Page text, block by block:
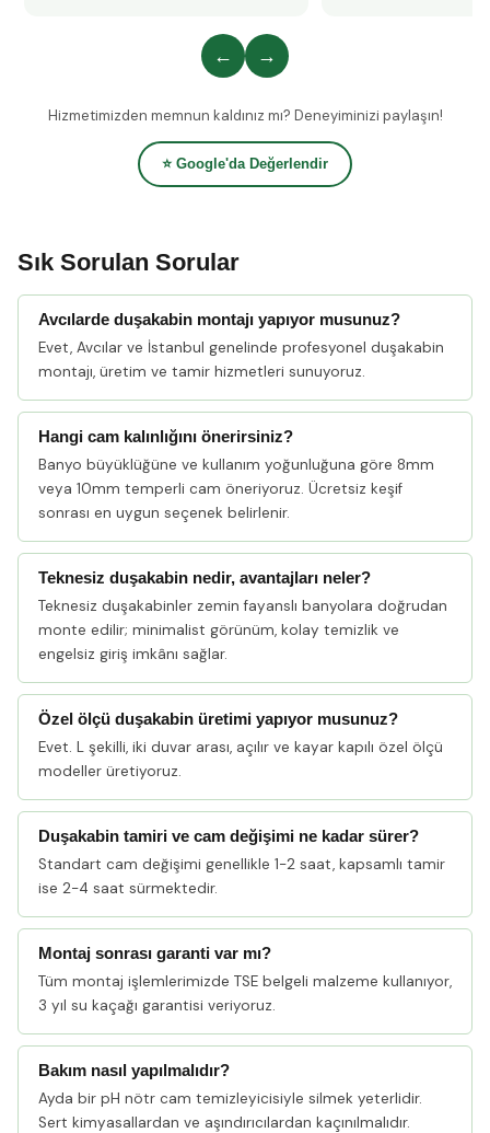
← →
Hizmetimizden memnun kaldınız mı? Deneyiminizi paylaşın!
⭐ Google'da Değerlendir
Sık Sorulan Sorular
Avcılarde duşakabin montajı yapıyor musunuz?
Evet, Avcılar ve İstanbul genelinde profesyonel duşakabin
montajı, üretim ve tamir hizmetleri sunuyoruz.
Hangi cam kalınlığını önerirsiniz?
Banyo büyüklüğüne ve kullanım yoğunluğuna göre 8mm
veya 10mm temperli cam öneriyoruz. Ücretsiz keşif
sonrası en uygun seçenek belirlenir.
Teknesiz duşakabin nedir, avantajları neler?
Teknesiz duşakabinler zemin fayanslı banyolara doğrudan
monte edilir; minimalist görünüm, kolay temizlik ve
engelsiz giriş imkânı sağlar.
Özel ölçü duşakabin üretimi yapıyor musunuz?
Evet. L şekilli, iki duvar arası, açılır ve kayar kapılı özel ölçü
modeller üretiyoruz.
Duşakabin tamiri ve cam değişimi ne kadar sürer?
Standart cam değişimi genellikle 1-2 saat, kapsamlı tamir
ise 2-4 saat sürmektedir.
Montaj sonrası garanti var mı?
Tüm montaj işlemlerimizde TSE belgeli malzeme kullanıyor,
3 yıl su kaçağı garantisi veriyoruz.
Bakım nasıl yapılmalıdır?
Ayda bir pH nötr cam temizleyicisiyle silmek yeterlidir.
Sert kimyasallardan ve aşındırıcılardan kaçınılmalıdır.